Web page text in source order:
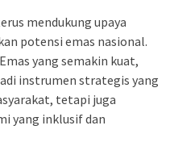
mendukung upaya
potensi emas nasional.
yang semakin kuat,
instrumen strategis yang
tetapi juga
yang inklusif dan